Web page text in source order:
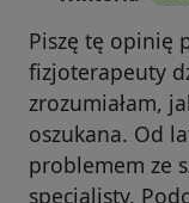
Piszę tę opinię
fizjoterapeuty
zrozumiałam,
oszukana. Od
problemem ze
specjalisty.